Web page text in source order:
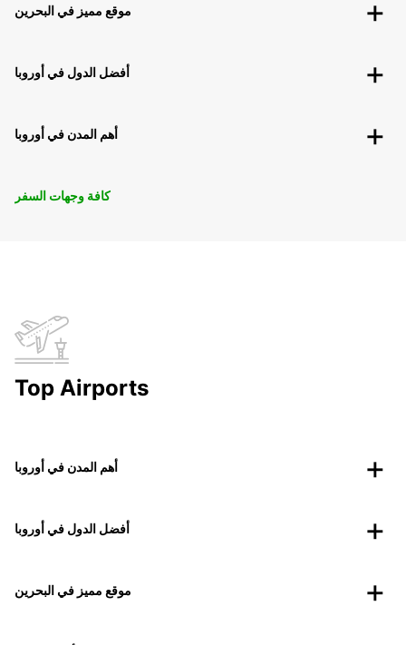
موقع مميز في البحرين
أفضل الدول في أوروبا
أهم المدن في أوروبا
كافة وجهات السفر
Top Airports
أهم المدن في أوروبا
أفضل الدول في أوروبا
موقع مميز في البحرين